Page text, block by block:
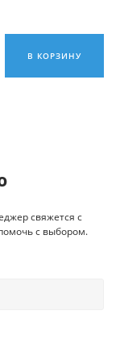
В КОРЗИНУ
свяжется с
с выбором.